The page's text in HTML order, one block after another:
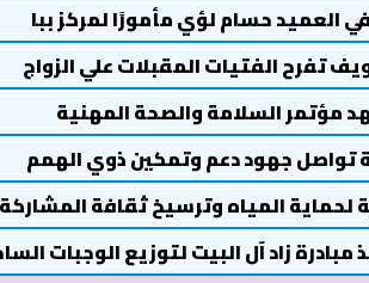
العميد حسام لؤي مأمورًا لمركز ببا
تفرح الفتيات المقبلات علي الزواج
مؤتمر السلامة والصحة المهنية
تواصل جهود دعم وتمكين ذوي الهمم
لحماية المياه وترسيخ ثقافة المشاركة
مبادرة زاد آل البيت لتوزيع الوجبات